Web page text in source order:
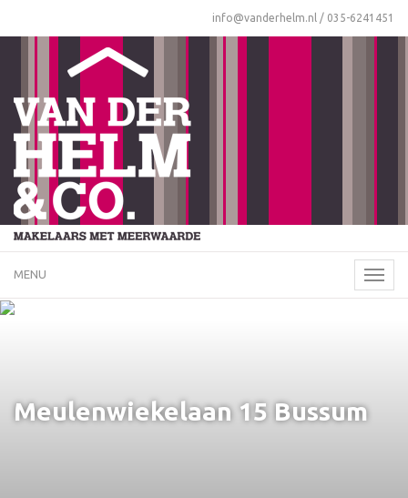
info@vanderhelm.nl / 035-6241451
MENU
Meulenwiekelaan 15 Bussum